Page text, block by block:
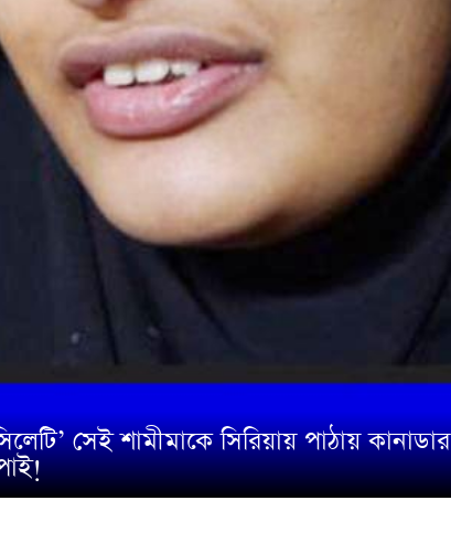
সেই শামীমাকে সিরিয়ায় পাঠায় কানাডার